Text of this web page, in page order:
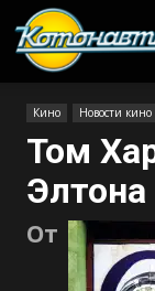
Кино Новости кино
Том
От